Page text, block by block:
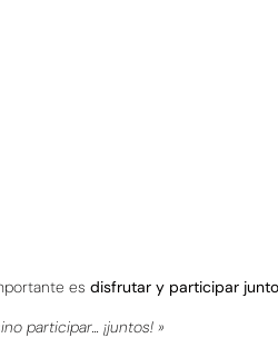
esdisfrutar y participar
participar... ¡juntos! »